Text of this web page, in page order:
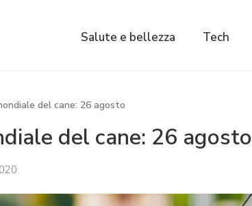
Salute e bellezza Tech
del cane: 26 agosto
del cane: 26 agosto